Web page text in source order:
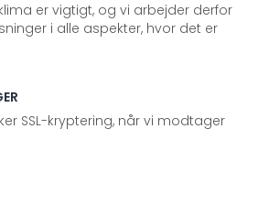
er vigtigt, og vi arbejder derfor
i alle aspekter, hvor det er
SSL-kryptering, når vi modtager